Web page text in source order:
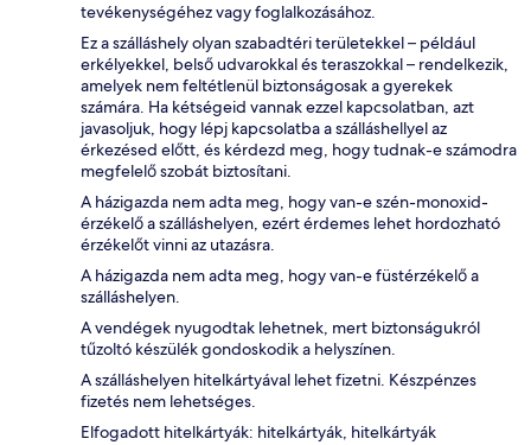
tevékenységéhez vagy foglalkozásához.
Ez a szálláshely olyan szabadtéri területekkel – például
erkélyekkel, belső udvarokkal és teraszokkal – rendelkezik,
amelyek nem feltétlenül biztonságosak a gyerekek
számára. Ha kétségeid vannak ezzel kapcsolatban, azt
javasoljuk, hogy lépj kapcsolatba a szálláshellyel az
érkezésed előtt, és kérdezd meg, hogy tudnak-e számodra
megfelelő szobát biztosítani.
A házigazda nem adta meg, hogy van-e szén-monoxid-
érzékelő a szálláshelyen, ezért érdemes lehet hordozható
érzékelőt vinni az utazásra.
A házigazda nem adta meg, hogy van-e füstérzékelő a
szálláshelyen.
A vendégek nyugodtak lehetnek, mert biztonságukról
tűzoltó készülék gondoskodik a helyszínen.
A szálláshelyen hitelkártyával lehet fizetni. Készpénzes
fizetés nem lehetséges.
Elfogadott hitelkártyák: hitelkártyák, hitelkártyák